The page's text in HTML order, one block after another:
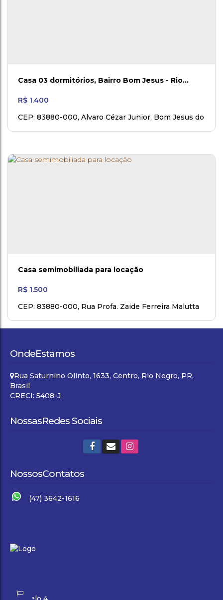
Casa 03 dormitórios, Bairro Bom Jesus - Rio
R$ 1.400
CEP: 83880-000, Álvaro Cézar Junior, Bom Jesus do
Casa semimobiliada para locação
R$ 1.500
CEP: 83880-000, Rua Profa. Zaide Ferreira Malutta
Brasil
OndeEstamos
Rua Saturnino Olinto, 1633, Centro, Rio Negro, PR,
Brasil
CRECI: 5408-J
NossasRedes Sociais
NossosContatos
(47) 3642-1616